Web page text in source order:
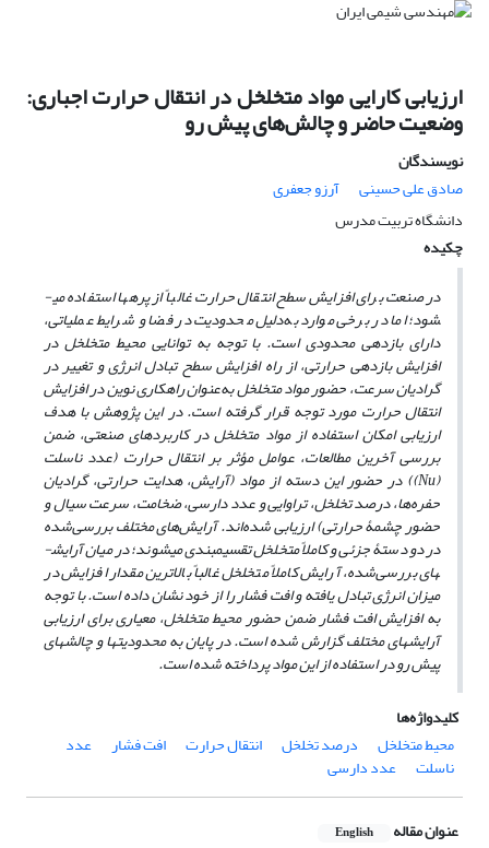
ارزیابی کارایی مواد متخلخل در انتقال حرارت اجباری:
وضعیت حاضر و چالش‌های پیش رو
نویسندگان
صادق علی حسینی
آرزو جعفری
دانشگاه تربیت مدرس
چکیده
در صنعت برای افزایش سطح انتقال حرارت غالباً از پره­ها استفاده می­
شود؛ اما در برخی موارد به‌دلیل محدودیت در فضا و شرایط عملیاتی،
دارای بازدهی محدودی است. با توجه به توانایی محیط متخلخل در
افزایش بازدهی حرارتی، از راه افزایش سطح تبادل انرژی و تغییر در
گرادیان سرعت، حضور مواد متخلخل به‌عنوان راهکاری نوین در افزایش
انتقال حرارت مورد توجه قرار گرفته است. در این پژوهش با هدف
ارزیابی امکان استفاده از مواد متخلخل در کاربردهای صنعتی، ضمن
بررسی آخرین مطالعات، عوامل مؤثر بر انتقال حرارت (عدد ناسلت
(
Nu)) در حضور این دسته از مواد (آرایش، هدایت حرارتی، گرادیان
حفره‌ها، درصد تخلخل، تراوایی و عدد دارسی، ضخامت، سرعت سیال و
حضور چشمۀ حرارتی) ارزیابی شده‌اند. آرایش‌های مختلف بررسی‌شده
در دو دستۀ جزئی و کاملاً متخلخل تقسیم­بندی می­شوند؛ در میان آرایش­
های بررسی‌شده، آرایش کاملاً متخلخل غالباً بالاترین مقدار افزایش در
میزان انرژی تبادل یافته و افت فشار را از خود نشان داده است. با توجه
به افزایش افت فشار ضمن حضور محیط متخلخل، معیاری برای ارزیابی
آرایش­های مختلف گزارش شده است. در پایان به محدودیت­ها و چالش­های
پیش رو در استفاده از این مواد پرداخته شده است.
کلیدواژه‌ها
محیط متخلخل
درصد تخلخل انتقال حرارت افت فشار عدد
ناسلت عدد دارسی
عنوان مقاله English